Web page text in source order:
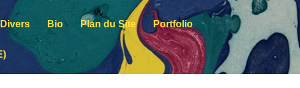
Divers Bio Plan du Site Portfolio